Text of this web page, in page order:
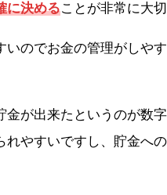
に決めることが非常に大切
のでお金の管理がしや
金が出来たというのが数
やすいですし、貯金へ